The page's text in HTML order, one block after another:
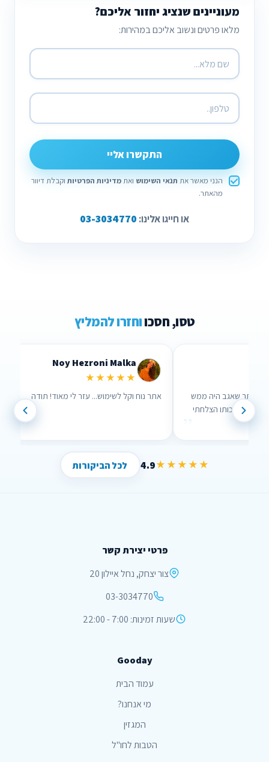
מעוניינים שנציג יחזור אליכם?
מלאו פרטים ונשוב אליכם במהירות:
התקשרו אליי
הנני מאשר את תנאי השימוש ואתמדיניות הפרטיות וקבלת דיוור
מהאתר.
או חייגו אלינו: 03-3034770
טסו, חסכווחזרו להמליץ
Lidor Levi
★★★★★
ערכתי השוואה דרך האתר שאגב היה ממש
נוח לשימוש וממש עזר לי , בזכותו הצלחתי
”
שבאמת אכפת להם!
★★★★★
4.9 לכל הביקורות
פרטי יצירת קשר
צור יצחק, נחל איילון 20
03-3034770
שעות זמינות: 7:00 - 22:00
Gooday
עמוד הבית
מי אנחנו?
המגזין
הטבות לחו"ל